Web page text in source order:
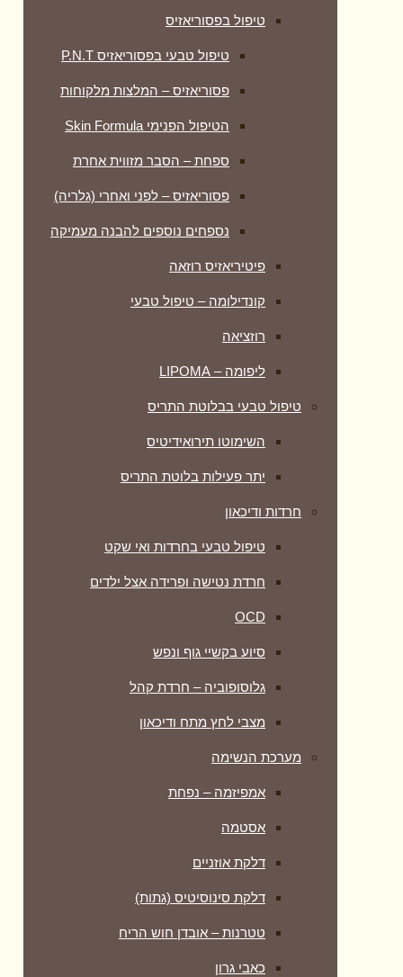
טיפול בפסוריאזיס
טיפול טבעי בפסוריאזיס P.N.T
פסוריאזיס – המלצות מלקוחות
הטיפול הפנימי Skin Formula
ספחת – הסבר מזווית אחרת
פסוריאזיס – לפני ואחרי (גלריה)
נספחים נוספים להבנה מעמיקה
פיטיריאזיס רוזאה
קונדילומה – טיפול טבעי
רוזציאה
ליפומה – LIPOMA
טיפול טבעי בבלוטת התריס
השימוטו תירואידיטיס
יתר פעילות בלוטת התריס
חרדות ודיכאון
טיפול טבעי בחרדות ואי שקט
חרדת נטישה ופרידה אצל ילדים
OCD
סיוע בקשיי גוף ונפש
גלוסופוביה – חרדת קהל
מצבי לחץ מתח ודיכאון
מערכת הנשימה
אמפיזמה – נפחת
אסטמה
דלקת אוזניים
דלקת סינוסיטיס (גתות)
טטרנות – אובדן חוש הריח
כאבי גרון